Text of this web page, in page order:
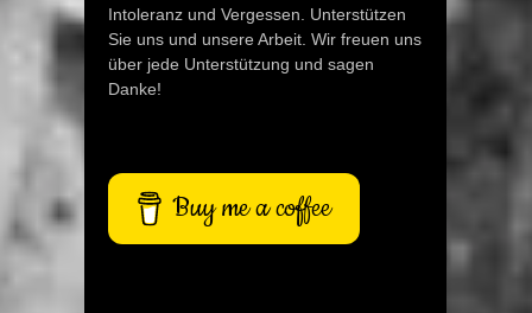
Intoleranz und Vergessen. Unterstützen
Sie uns und unsere Arbeit. Wir freuen uns
über jede Unterstützung und sagen
Danke!
Buy me a coffee